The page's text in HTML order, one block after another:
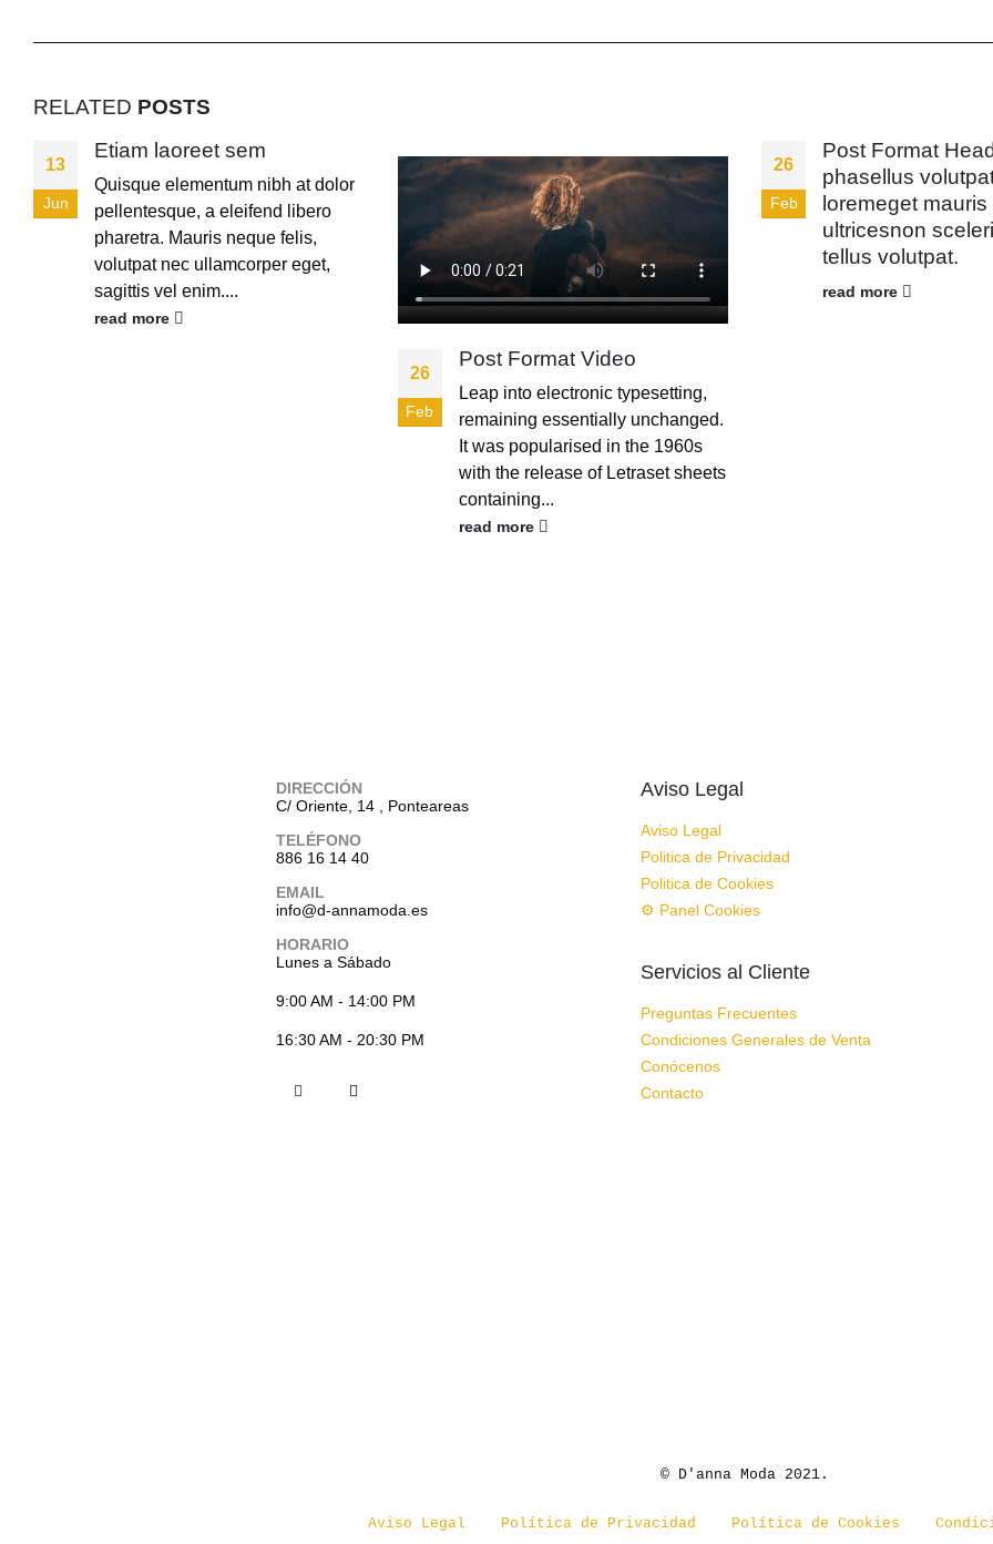
RELATED POSTS
13
Jun
Etiam laoreet sem
Quisque elementum nibh at dolor
pellentesque, a eleifend libero
pharetra. Mauris neque felis,
volutpat nec ullamcorper eget,
sagittis vel enim....
read more
26
Feb
Post Format Video
Leap into electronic typesetting,
remaining essentially unchanged.
It was popularised in the 1960s
with the release of Letraset sheets
containing...
read more
26
Feb
Post Format
phasellus
loremeget mauris
ultricesnon
tellus volutpat.
read more
DIRECCIÓN
C/ Oriente, 14 , Ponteareas
TELÉFONO
886 16 14 40
EMAIL
info@d-annamoda.es
HORARIO
Lunes a Sábado
9:00 AM - 14:00 PM
16:30 AM - 20:30 PM
Aviso Legal
Aviso Legal
Politica de Privacidad
Politica de Cookies
⚙ Panel Cookies
Servicios al Cliente
Preguntas Frecuentes
Condiciones Generales de Venta
Conócenos
Contacto
© D'anna Moda 2021.
Aviso Legal Política de Privacidad Política de Cookies